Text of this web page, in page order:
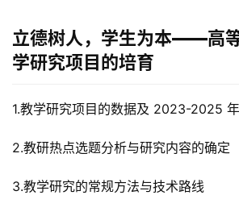
立德树人，学生为本——高
学研究项目的培育
1.教学研究项目的数据及 2023-2025
2.教研热点选题分析与研究内容的确定
3.教学研究的常规方法与技术路线